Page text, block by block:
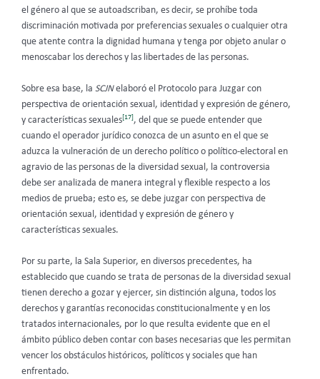
el género al que se autoadscriban, es decir, se prohíbe toda
discriminación motivada por preferencias sexuales o cualquier otra
que atente contra la dignidad humana y tenga por objeto anular o
menoscabar los derechos y las libertades de las personas.
Sobre esa base, la SCJNelaboró el Protocolo para Juzgar con
perspectiva de orientación sexual, identidad y expresión de género,
y características sexuales[17], del que se puede entender que
cuando el operador jurídico conozca de un asunto en el que se
aduzca la vulneración de un derecho político o político-electoral en
agravio de las personas de la diversidad sexual, la controversia
debe ser analizada de manera integral y flexible respecto a los
medios de prueba; esto es, se debe juzgar con perspectiva de
orientación sexual, identidad y expresión de género y
características sexuales.
Por su parte, la Sala Superior, en diversos precedentes, ha
establecido que cuando se trata de personas de la diversidad sexual
tienen derecho a gozar y ejercer, sin distinción alguna, todos los
derechos y garantías reconocidas constitucionalmente y en los
tratados internacionales, por lo que resulta evidente que en el
ámbito público deben contar con bases necesarias que les permitan
vencer los obstáculos históricos, políticos y sociales que han
enfrentado.